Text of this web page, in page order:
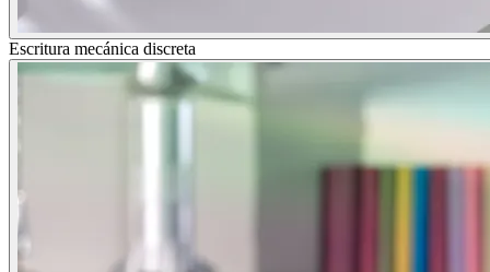
Escritura mecánica discreta